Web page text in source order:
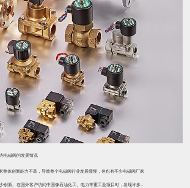
电磁阀的发展情况
整体创新能力不高，导致整个电磁阀行业发展缓慢，但也有不少电磁阀厂家
创新。在国外客户访问中国像石油化工、电力等重工业项目时，发现许多项